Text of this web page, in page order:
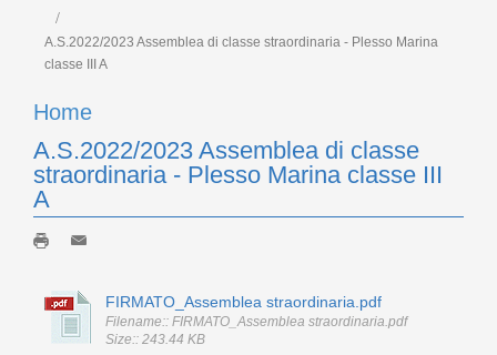
A.S.2022/2023 Assemblea di classe straordinaria - Plesso Marina
classe III A
Home
A.S.2022/2023 Assemblea di classe
straordinaria - Plesso Marina classe III
A
FIRMATO_Assemblea straordinaria.pdf
Filename:: FIRMATO_Assemblea straordinaria.pdf
Size:: 243.44 KB